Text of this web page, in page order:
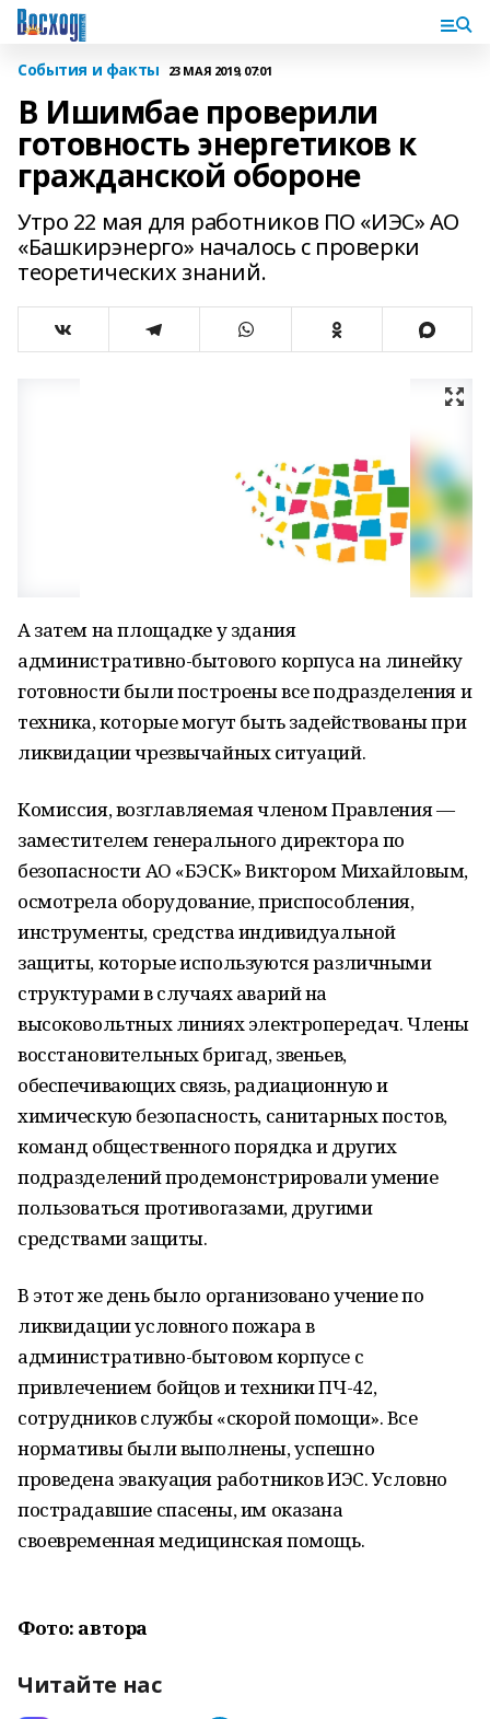
События и факты 23 МАЯ 2019, 07:01
В Ишимбае проверили
готовность энергетиков к
гражданской обороне
Утро 22 мая для работников ПО «ИЭС» АО
«Башкирэнерго» началось с проверки
теоретических знаний.
А затем на площадке у здания
административно-бытового корпуса на линейку
готовности были построены все подразделения и
техника, которые могут быть задействованы при
ликвидации чрезвычайных ситуаций.
Комиссия, возглавляемая членом Правления —
заместителем генерального директора по
безопасности АО «БЭСК» Виктором Михайловым,
осмотрела оборудование, приспособления,
инструменты, средства индивидуальной
защиты, которые используются различными
структурами в случаях аварий на
высоковольтных линиях электропередач. Члены
восстановительных бригад, звеньев,
обеспечивающих связь, радиационную и
химическую безопасность, санитарных постов,
команд общественного порядка и других
подразделений продемонстрировали умение
пользоваться противогазами, другими
средствами защиты.
В этот же день было организовано учение по
ликвидации условного пожара в
административно-бытовом корпусе с
привлечением бойцов и техники ПЧ-42,
сотрудников службы «скорой помощи». Все
нормативы были выполнены, успешно
проведена эвакуация работников ИЭС. Условно
пострадавшие спасены, им оказана
своевременная медицинская помощь.
Фото: автора
Читайте нас